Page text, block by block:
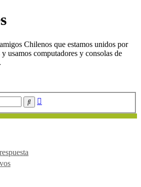
Chilenos que estamos unidos por
usamos computadores y consolas de
Buscar